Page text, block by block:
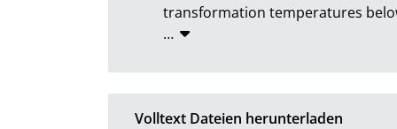
transformation temperatures
…
Volltext Dateien herunterladen